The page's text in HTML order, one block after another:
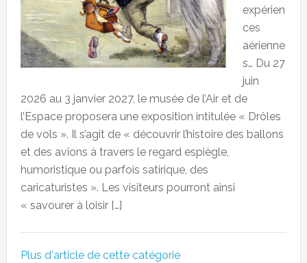
expérien
ces
aérienne
s… Du 27
juin
2026 au 3 janvier 2027, le musée de l’Air et de
l’Espace proposera une exposition intitulée « Drôles
de vols ». Il s’agit de « découvrir l’histoire des ballons
et des avions à travers le regard espiègle,
humoristique ou parfois satirique, des
caricaturistes ». Les visiteurs pourront ainsi
« savourer à loisir […]
Plus d'article de cette catégorie